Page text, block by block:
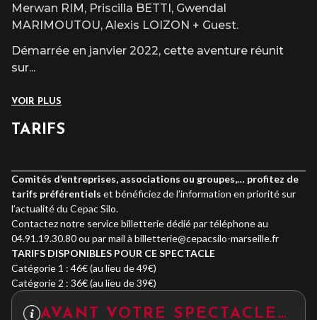
Merwan RIM, Priscilla BETTI, Gwendal
MARIMOUTOU, Alexis LOIZON + Guest.
Démarrée en janvier 2022, cette aventure réunit
sur...
VOIR PLUS
TARIFS
Comités d’entreprises, associations ou groupes,… profitez de
tarifs préférentiels et bénéficiez de l’information en priorité sur
l’actualité du Cepac Silo.
Contactez notre service billetterie dédié par téléphone au
04.91.19.30.80 ou par mail à billetterie@cepacsilo-marseille.fr
TARIFS DISPONIBLES POUR CE SPECTACLE
Catégorie 1 : 46€ (au lieu de 49€)
Catégorie 2 : 36€ (au lieu de 39€)
AVANT VOTRE SPECTACLE…